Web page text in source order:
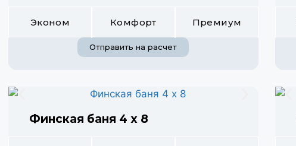
Эконом Комфорт Премиум
Отправить на расчет
Финская баня 4 х 8